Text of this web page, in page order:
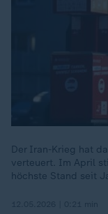
Der Iran-Krieg hat
verteuert. Im April
höchste Stand seit